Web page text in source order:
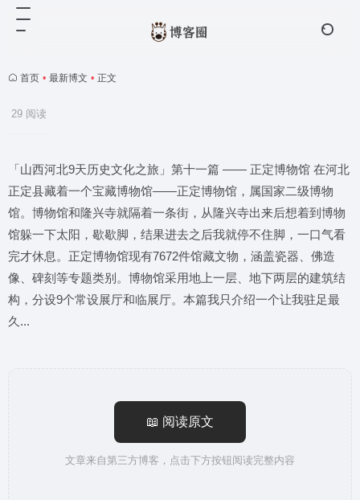
首页 • 最新博文 • 正文
29 阅读
「山西河北9天历史文化之旅」第十一篇 —— 正定博物馆 在河北
正定县藏着一个宝藏博物馆——正定博物馆，属国家二级博物
馆。博物馆和隆兴寺就隔着一条街，从隆兴寺出来后想着到博物
馆躲一下太阳，歇歇脚，结果进去之后我就停不住脚，一口气看
完才休息。正定博物馆现有7672件馆藏文物，涵盖瓷器、佛造
像、碑刻等专题类别。博物馆采用地上一层、地下两层的建筑结
构，分设9个常设展厅和临展厅。本篇我只介绍一个让我驻足最
久...
📖 阅读原文
文章来自第三方博客，点击下方按钮阅读完整内容